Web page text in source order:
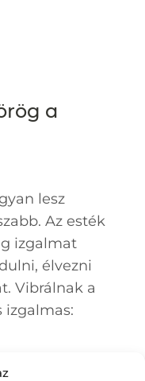
a
lesz
Az esték
izgalmat
élvezni
Vibrálnak a
izgalmas: